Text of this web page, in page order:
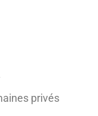
privés